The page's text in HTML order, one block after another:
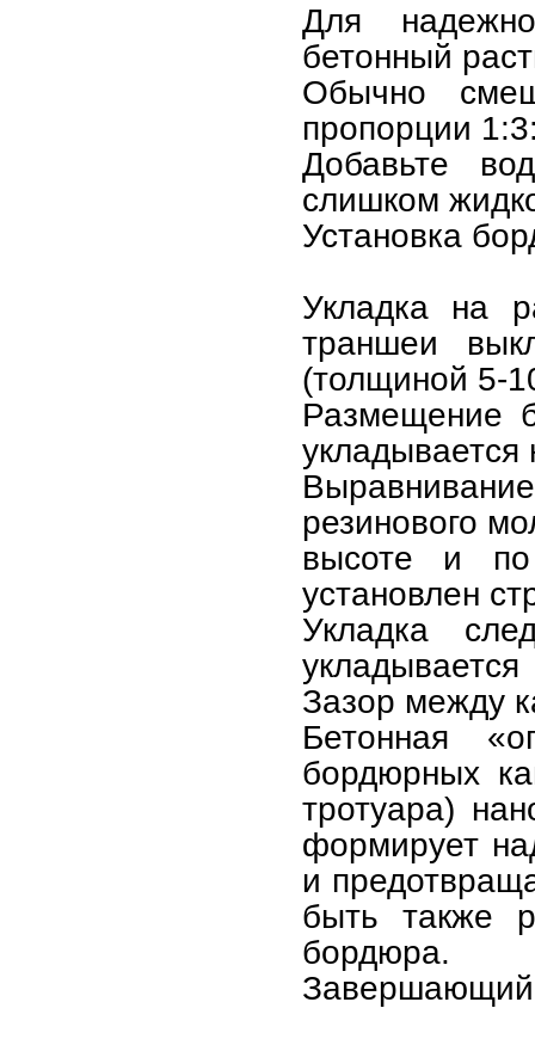
Для
бетонный
Обычно
пропорции
Добавьте
слишком
Установка
Укладка на
траншеи
(толщиной 5-
Размещение
укладывается
резинового
высоте и
установлен
Укладка
Зазор между
Бетонная
бордюрных
тротуара)
формирует
и
быть также
бордюра.
Завершающий